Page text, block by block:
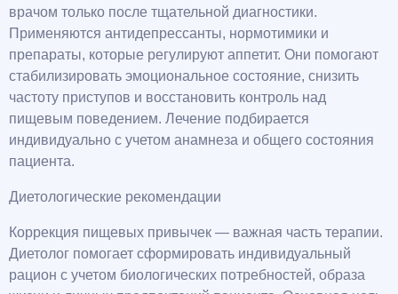
врачом только после тщательной диагностики.
Применяются антидепрессанты, нормотимики и
препараты, которые регулируют аппетит. Они помогают
стабилизировать эмоциональное состояние, снизить
частоту приступов и восстановить контроль над
пищевым поведением. Лечение подбирается
индивидуально с учетом анамнеза и общего состояния
пациента.
Диетологические рекомендации
Коррекция пищевых привычек — важная часть терапии.
Диетолог помогает сформировать индивидуальный
рацион с учетом биологических потребностей, образа